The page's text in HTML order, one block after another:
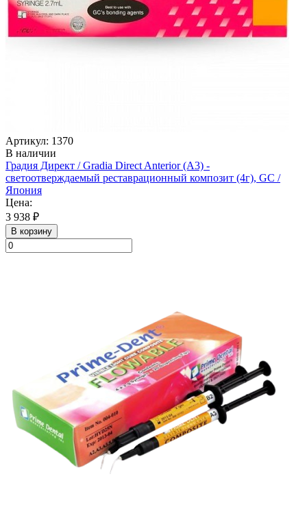
Артикул: 1370
В наличии
Градия Директ / Gradia Direct Anterior (A3) -
светоотверждаемый реставрационный композит (4г), GC /
Япония
Цена:
3 938 ₽
В корзину